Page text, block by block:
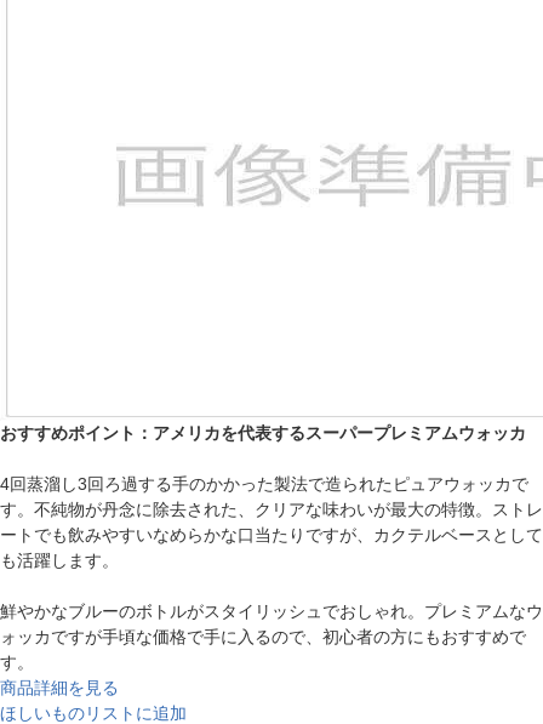
おすすめポイント：アメリカを代表するスーパープレミアムウォッカ
4回蒸溜し3回ろ過する手のかかった製法で造られたピュアウォッカで
す。不純物が丹念に除去された、クリアな味わいが最大の特徴。ストレ
ートでも飲みやすいなめらかな口当たりですが、カクテルベースとして
も活躍します。
鮮やかなブルーのボトルがスタイリッシュでおしゃれ。プレミアムなウ
ォッカですが手頃な価格で手に入るので、初心者の方にもおすすめで
す。
商品詳細を見る
ほしいものリストに追加